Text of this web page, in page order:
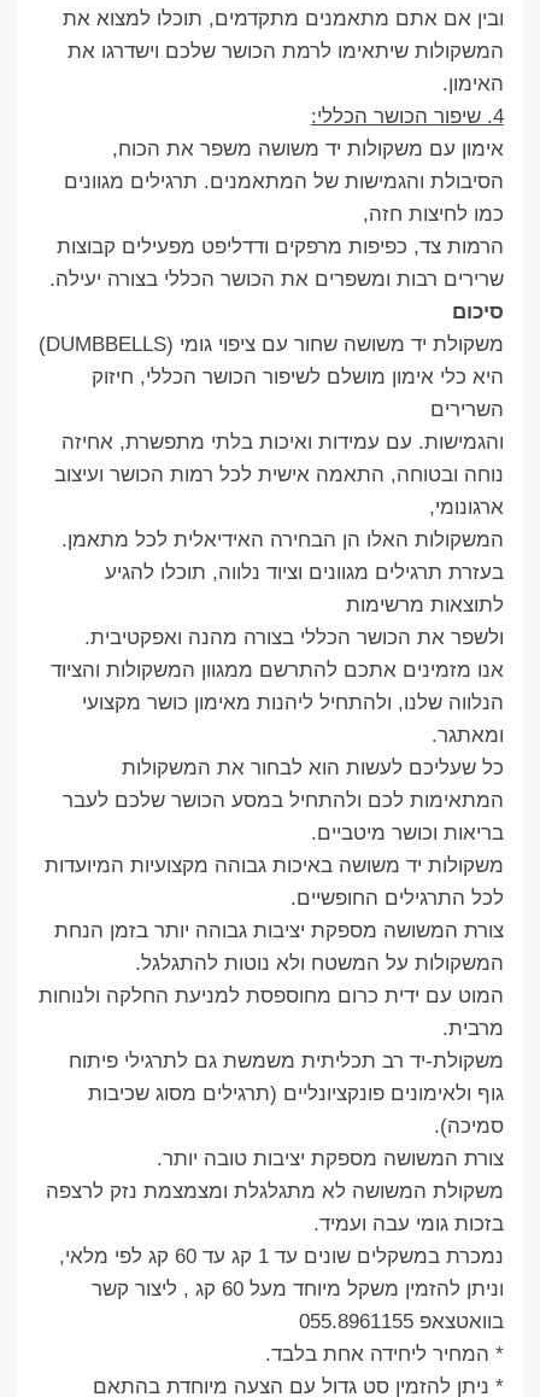
ובין אם אתם מתאמנים מתקדמים, תוכלו למצוא את
המשקולות שיתאימו לרמת הכושר שלכם וישדרגו את
האימון.
4. שיפור הכושר הכללי:
אימון עם משקולות יד משושה משפר את הכוח,
הסיבולת והגמישות של המתאמנים. תרגילים מגוונים
כמו לחיצות חזה,
הרמות צד, כפיפות מרפקים ודדליפט מפעילים קבוצות
שרירים רבות ומשפרים את הכושר הכללי בצורה יעילה.
סיכום
משקולת יד משושה שחור עם ציפוי גומי (DUMBBELLS)
היא כלי אימון מושלם לשיפור הכושר הכללי, חיזוק
השרירים
והגמישות. עם עמידות ואיכות בלתי מתפשרת, אחיזה
נוחה ובטוחה, התאמה אישית לכל רמות הכושר ועיצוב
ארגונומי,
המשקולות האלו הן הבחירה האידיאלית לכל מתאמן.
בעזרת תרגילים מגוונים וציוד נלווה, תוכלו להגיע
לתוצאות מרשימות
ולשפר את הכושר הכללי בצורה מהנה ואפקטיבית.
אנו מזמינים אתכם להתרשם ממגוון המשקולות והציוד
הנלווה שלנו, ולהתחיל ליהנות מאימון כושר מקצועי
ומאתגר.
כל שעליכם לעשות הוא לבחור את המשקולות
המתאימות לכם ולהתחיל במסע הכושר שלכם לעבר
בריאות וכושר מיטביים.
משקולות יד משושה באיכות גבוהה מקצועיות המיועדות
לכל התרגילים החופשיים.
צורת המשושה מספקת יציבות גבוהה יותר בזמן הנחת
המשקולות על המשטח ולא נוטות להתגלגל.
המוט עם ידית כרום מחוספסת למניעת החלקה ולנוחות
מרבית.
משקולת-יד רב תכליתית משמשת גם לתרגילי פיתוח
גוף ולאימונים פונקציונליים (תרגילים מסוג שכיבות
סמיכה).
צורת המשושה מספקת יציבות טובה יותר.
משקולת המשושה לא מתגלגלת ומצמצמת נזק לרצפה
בזכות גומי עבה ועמיד.
נמכרת במשקלים שונים עד 1 קג עד 60 קג לפי מלאי,
וניתן להזמין משקל מיוחד מעל 60 קג , ליצור קשר
בוואטצאפ 055.8961155
* המחיר ליחידה אחת בלבד.
* ניתן להזמין סט גדול עם הצעה מיוחדת בהתאם